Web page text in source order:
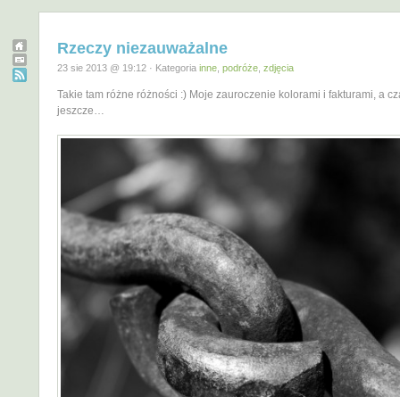
Rzeczy niezauważalne
23 sie 2013 @ 19:12 · Kategoria inne podróże zdjęcia
Takie tam różne różności :) Moje zauroczenie kolorami i fakturami, a
jeszcze…